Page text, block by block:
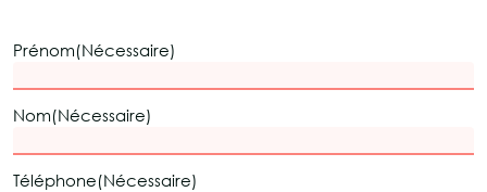
Prénom(Nécessaire)
Nom(Nécessaire)
Téléphone(Nécessaire)